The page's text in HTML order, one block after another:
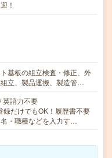
！
基板の組立検査・修正、外
立、製品運搬、製造管…
英語力不要
だけでもOK！履歴書不要
・職種などを入力す…